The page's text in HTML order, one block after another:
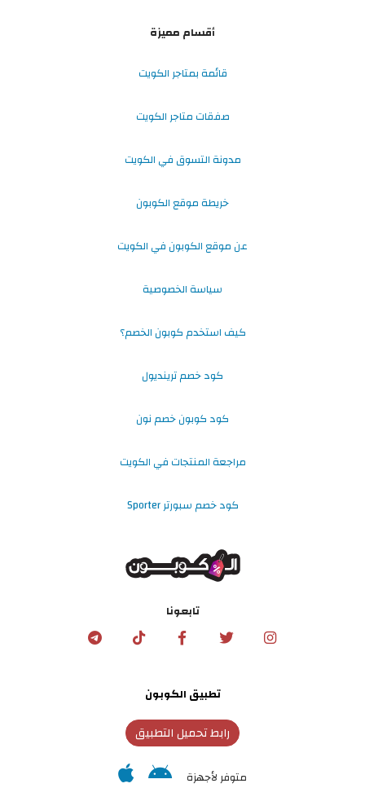
أقسام مميزة
قائمة بمتاجر الكويت
صفقات متاجر الكويت
مدونة التسوق في الكويت
خريطة موقع الكوبون
عن موقع الكوبون في الكويت
سياسة الخصوصية
كيف استخدم كوبون الخصم؟
كود خصم ترينديول
كود كوبون خصم نون
مراجعة المنتجات في الكويت
كود خصم سبورتر Sporter
تابعونا
تطبيق الكوبون
رابط تحميل التطبيق
متوفر لأجهزة